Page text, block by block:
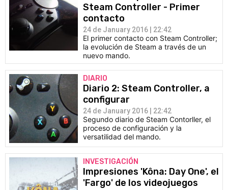
Steam Controller - Primer
contacto
24 de January 2016 | 22:42
El primer contacto con Steam Controller;
la evolución de Steam a través de un
nuevo mando.
DIARIO
Diario 2: Steam Controller, a
configurar
24 de January 2016 | 22:42
Segundo diario de Steam Contorller, el
proceso de configuración y la
versatilidad del mando.
INVESTIGACIÓN
Impresiones 'Kôna: Day One', el
'Fargo' de los videojuegos